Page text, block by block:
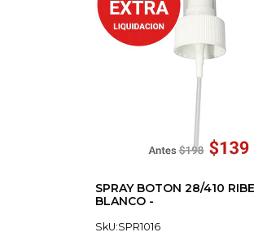
SPRAY BOTON 28/410
BLANCO -
SkU:SPR1016